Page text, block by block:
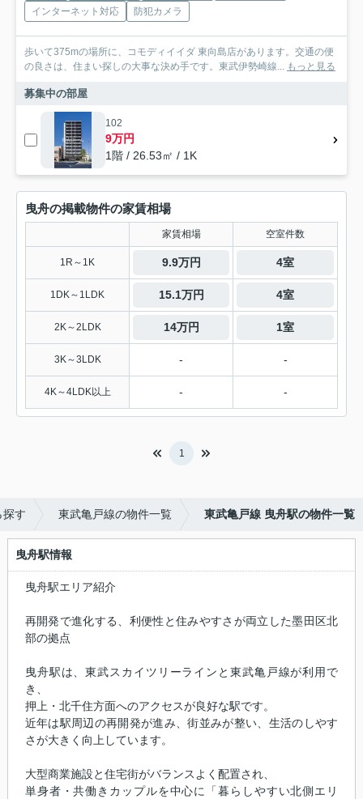
インターネット対応 防犯カメラ
歩いて375mの場所に、コモディイイダ 東向島店があります。交通の便
の良さは、住まい探しの大事な決め手です。東武伊勢崎線... もっと見る
募集中の部屋
102
9万円
1階 / 26.53㎡ / 1K
曳舟の掲載物件の家賃相場
家賃相場 空室件数
1R～1K 9.9万円 4室
1DK～1LDK 15.1万円 4室
2K～2LDK 14万円 1室
3K～3LDK - -
4K～4LDK以上 - -
1
探す 東武亀戸線の物件一覧 東武亀戸線 曳舟駅の物件一覧
曳舟駅情報
曳舟駅エリア紹介
再開発で進化する、利便性と住みやすさが両立した墨田区北
部の拠点
曳舟駅は、東武スカイツリーラインと東武亀戸線が利用で
き、
押上・北千住方面へのアクセスが良好な駅です。
近年は駅周辺の再開発が進み、街並みが整い、生活のしやす
さが大きく向上しています。
大型商業施設と住宅街がバランスよく配置され、
単身者・共働きカップルを中心に「暮らしやすい北側エリ